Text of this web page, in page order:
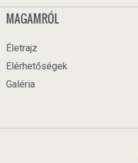
MAGAMRÓL
Életrajz
Elérhetőségek
Galéria